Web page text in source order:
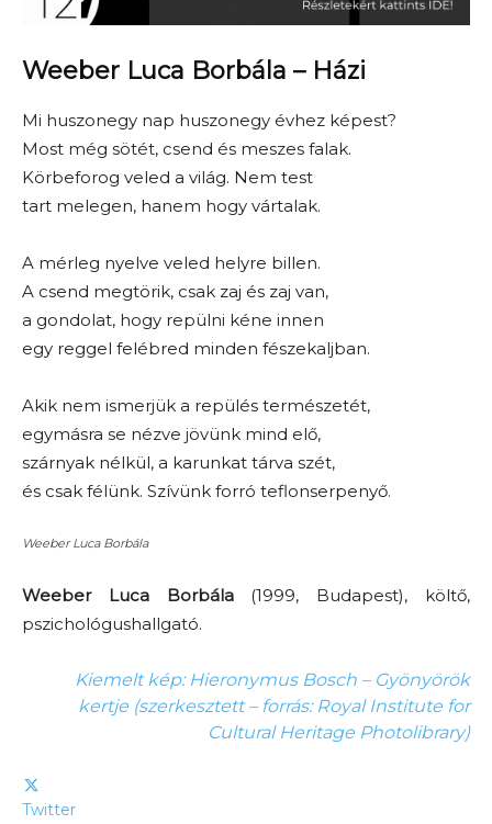
Weeber Luca Borbála – Házi
Mi huszonegy nap huszonegy évhez képest?
Most még sötét, csend és meszes falak.
Körbeforog veled a világ. Nem test
tart melegen, hanem hogy vártalak.
A mérleg nyelve veled helyre billen.
A csend megtörik, csak zaj és zaj van,
a gondolat, hogy repülni kéne innen
egy reggel felébred minden fészekaljban.
Akik nem ismerjük a repülés természetét,
egymásra se nézve jövünk mind elő,
szárnyak nélkül, a karunkat tárva szét,
és csak félünk. Szívünk forró teflonserpenyő.
Weeber Luca Borbála
Weeber Luca Borbála(1999, Budapest), költő,
pszichológushallgató.
Kiemelt kép: Hieronymus Bosch – Gyönyörök
kertje (szerkesztett – forrás: Royal Institute for
Cultural Heritage Photolibrary)
Twitter